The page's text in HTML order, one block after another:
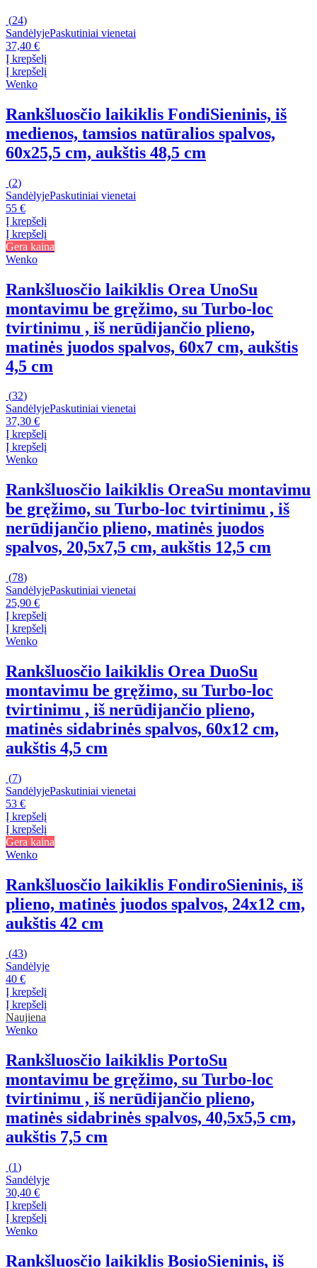
(24)
SandėlyjePaskutiniai vienetai
37,40 €
Į krepšelį
Į krepšelį
Wenko
Rankšluosčio laikiklis FondiSieninis, iš
medienos, tamsios natūralios spalvos,
60x25,5 cm, aukštis 48,5 cm
(2)
SandėlyjePaskutiniai vienetai
55 €
Į krepšelį
Į krepšelį
Gera kaina
Wenko
Rankšluosčio laikiklis Orea UnoSu
montavimu be gręžimo, su Turbo-loc
tvirtinimu , iš nerūdijančio plieno,
matinės juodos spalvos, 60x7 cm, aukštis
4,5 cm
(32)
SandėlyjePaskutiniai vienetai
37,30 €
Į krepšelį
Į krepšelį
Wenko
Rankšluosčio laikiklis OreaSu montavimu
be gręžimo, su Turbo-loc tvirtinimu , iš
nerūdijančio plieno, matinės juodos
spalvos, 20,5x7,5 cm, aukštis 12,5 cm
(78)
SandėlyjePaskutiniai vienetai
25,90 €
Į krepšelį
Į krepšelį
Wenko
Rankšluosčio laikiklis Orea DuoSu
montavimu be gręžimo, su Turbo-loc
tvirtinimu , iš nerūdijančio plieno,
matinės sidabrinės spalvos, 60x12 cm,
aukštis 4,5 cm
(7)
SandėlyjePaskutiniai vienetai
53 €
Į krepšelį
Į krepšelį
Gera kaina
Wenko
Rankšluosčio laikiklis FondiroSieninis, iš
plieno, matinės juodos spalvos, 24x12 cm,
aukštis 42 cm
(43)
Sandėlyje
40 €
Į krepšelį
Į krepšelį
Naujiena
Wenko
Rankšluosčio laikiklis PortoSu
montavimu be gręžimo, su Turbo-loc
tvirtinimu , iš nerūdijančio plieno,
matinės sidabrinės spalvos, 40,5x5,5 cm,
aukštis 7,5 cm
(1)
Sandėlyje
30,40 €
Į krepšelį
Į krepšelį
Wenko
Rankšluosčio laikiklis BosioSieninis, iš